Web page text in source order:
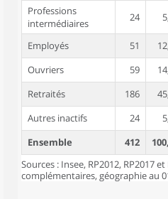
Professions
intermédiaires
24
Employés 51
Ouvriers
59
Retraités
186
Autres inactifs
24
Ensemble
412
Sources : Insee, RP2012, RP2017
complémentaires, géographie au